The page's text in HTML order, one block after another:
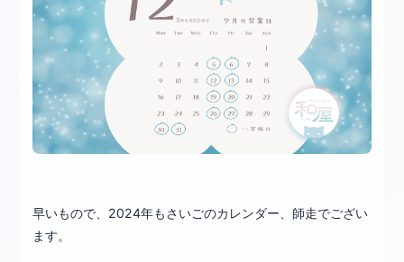
早いもので、2024年もさいごのカレンダー、師走でござい
ます。